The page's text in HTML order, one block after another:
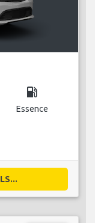
local_gas_station
Essence